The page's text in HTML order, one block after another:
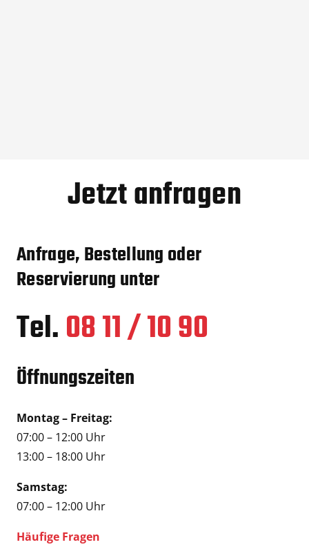
Jetzt anfragen
Anfrage, Bestellung oder
Reservierung unter
Tel.08 11 / 10 90
Öffnungszeiten
Montag – Freitag:
07:00 – 12:00 Uhr
13:00 – 18:00 Uhr
Samstag:
07:00 – 12:00 Uhr
Häufige Fragen